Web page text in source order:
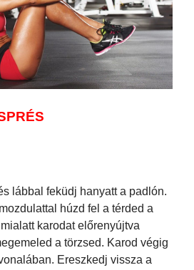
lábbal feküdj hanyatt a padlón.
húzd fel a térded a
karodat előrenyújtva
a törzsed. Karod végig
Ereszkedj vissza a